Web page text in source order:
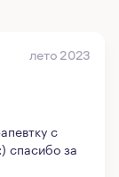
лето 2023
с
спасибо за